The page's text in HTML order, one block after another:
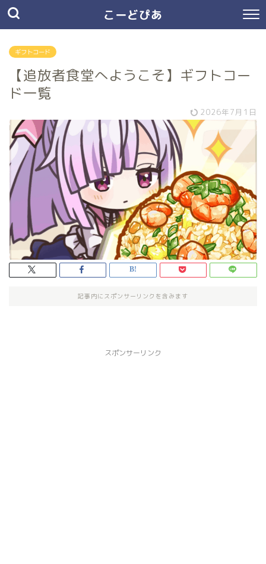
こーどぴあ
ギフトコード
【追放者食堂へようこそ】ギフトコー
ド一覧
2026年7月1日
記事内にスポンサーリンクを含みます
スポンサーリンク